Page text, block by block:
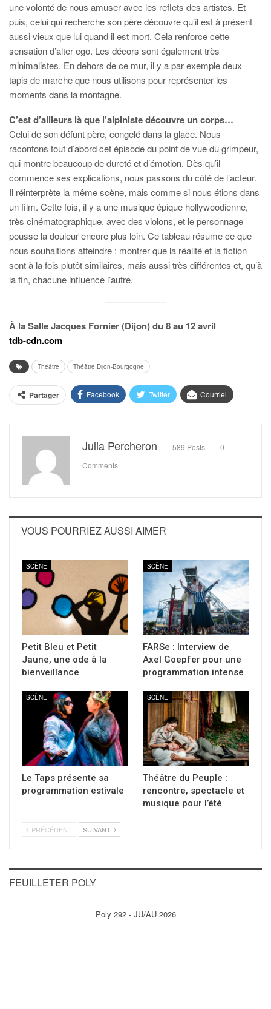
une volonté de nous amuser avec les reflets des artistes. Et
puis, celui qui recherche son père découvre qu’il est à présent
aussi vieux que lui quand il est mort. Cela renforce cette
sensation d’alter ego. Les décors sont également très
minimalistes. En dehors de ce mur, il y a par exemple deux
tapis de marche que nous utilisons pour représenter les
moments dans la montagne.
C’est d’ailleurs là que l’alpiniste découvre un corps…
Celui de son défunt père, congelé dans la glace. Nous
racontons tout d’abord cet épisode du point de vue du grimpeur,
qui montre beaucoup de dureté et d’émotion. Dès qu’il
commence ses explications, nous passons du côté de l’acteur.
Il réinterprète la même scène, mais comme si nous étions dans
un film. Cette fois, il y a une musique épique hollywoodienne,
très cinématographique, avec des violons, et le personnage
pousse la douleur encore plus loin. Ce tableau résume ce que
nous souhaitions atteindre : montrer que la réalité et la fiction
sont à la fois plutôt similaires, mais aussi très différentes et, qu’à
la fin, chacune influence l’autre.
À la Salle Jacques Fornier (Dijon) du 8 au 12 avril
tdb-cdn.com
Théâtre Théâtre Dijon-Bourgogne
Partager Facebook Twitter Courriel
Julia Percheron 589 Posts
0
Comments
VOUS POURRIEZ AUSSI AIMER
SCÈNE
Petit Bleu et Petit
Jaune, une ode à la
bienveillance
SCÈNE
FARSe : Interview de
Axel Goepfer pour une
programmation intense
SCÈNE
Le Taps présente sa
programmation estivale
SCÈNE
Théâtre du Peuple :
rencontre, spectacle et
musique pour l’été
PRÉCÉDENT SUIVANT
FEUILLETER POLY
Poly 292 - JU/AU 2026